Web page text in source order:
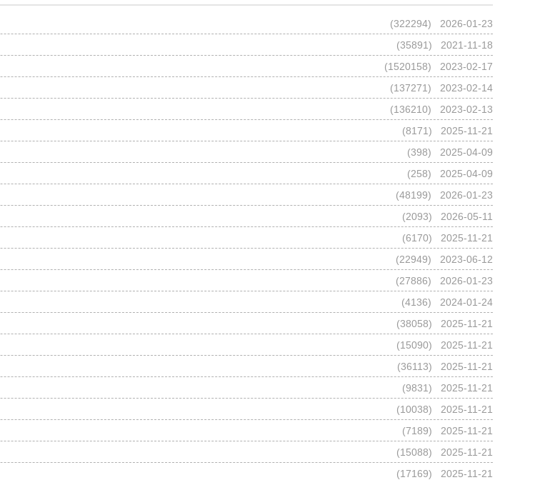
(322294) 2026-01-23
(35891) 2021-11-18
(1520158) 2023-02-17
(137271) 2023-02-14
(136210) 2023-02-13
(8171) 2025-11-21
(398) 2025-04-09
(258) 2025-04-09
(48199) 2026-01-23
(2093) 2026-05-11
(6170) 2025-11-21
(22949) 2023-06-12
(27886) 2026-01-23
(4136) 2024-01-24
(38058) 2025-11-21
(15090) 2025-11-21
(36113) 2025-11-21
(9831) 2025-11-21
(10038) 2025-11-21
(7189) 2025-11-21
(15088) 2025-11-21
(17169) 2025-11-21